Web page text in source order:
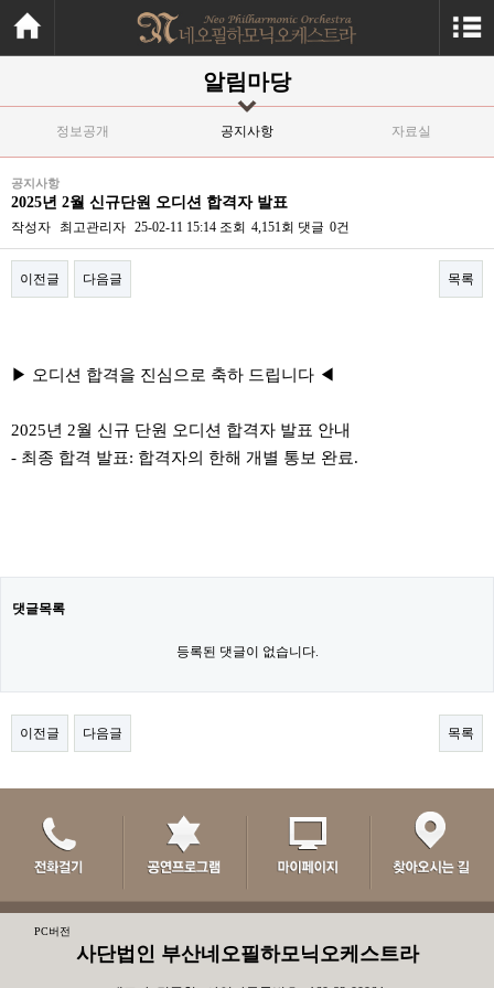
알림마당
정보공개 공지사항 자료실
공지사항
2025년 2월 신규단원 오디션 합격자 발표
작성자 최고관리자 25-02-11 15:14 조회 4,151회 댓글 0건
이전글 다음글 목록
▶ 오디션 합격을 진심으로 축하 드립니다 ◀
2025년 2월 신규 단원 오디션 합격자 발표 안내 ​
- 최종 합격 발표: 합격자의 한해 개별 통보 완료.
댓글목록
등록된 댓글이 없습니다.
이전글 다음글 목록
PC버전
사단법인 부산네오필하모닉오케스트라